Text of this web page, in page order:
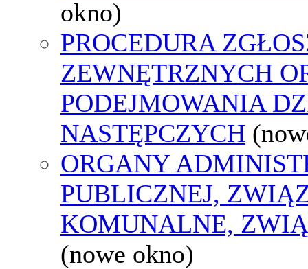
okno)
PROCEDURA
ZEWNĘTRZNYCH
PODEJMOWANIA
NASTĘPCZYCH
ORGANY
PUBLICZNEJ,
KOMUNALNE,
(nowe okno)